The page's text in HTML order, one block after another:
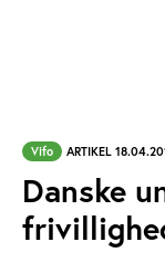
Vifo ARTIKEL
Danske